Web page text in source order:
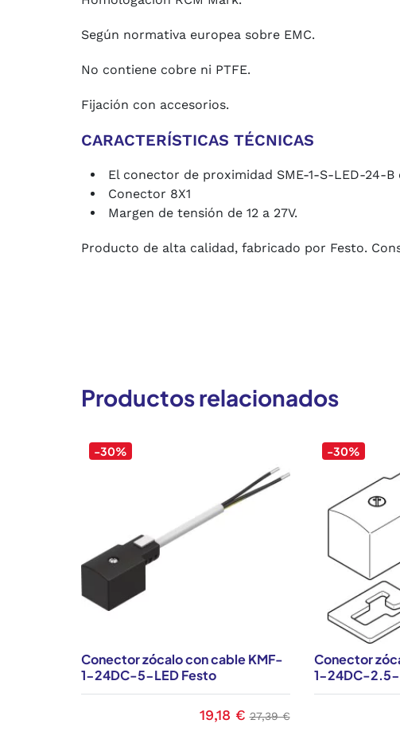
Según normativa europea sobre EMC.
No contiene cobre ni PTFE.
Fijación con accesorios.
CARACTERÍSTICAS TÉCNICAS
El conector de proximidad SME-1-S-LED-24-
Conector 8X1
Margen de tensión de 12 a 27V.
Producto de alta calidad, fabricado por Festo.
Productos relacionados
Conector zócalo con cable KMF-
1-24DC-5-LED Festo
-30%
Precio
19,18 € Precio base
27,39 €
Conector
1-24DC-2.5-
-30%